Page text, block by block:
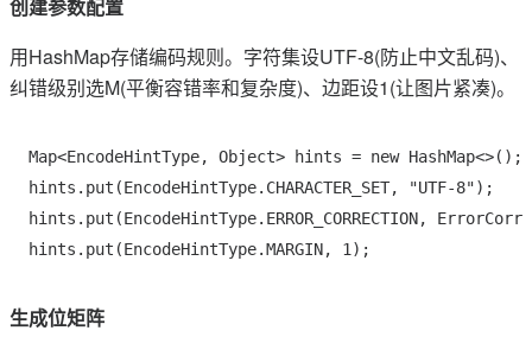
创建参数配置
用HashMap存储编码规则。字符集设UTF-8(防止中文乱码)、
纠错级别选M(平衡容错率和复杂度)、边距设1(让图片紧凑)。
Map<EncodeHintType, Object> hints = new HashMap<>();
hints.put(EncodeHintType.CHARACTER_SET, "UTF-8");
hints.put(EncodeHintType.ERROR_CORRECTION,
生成位矩阵